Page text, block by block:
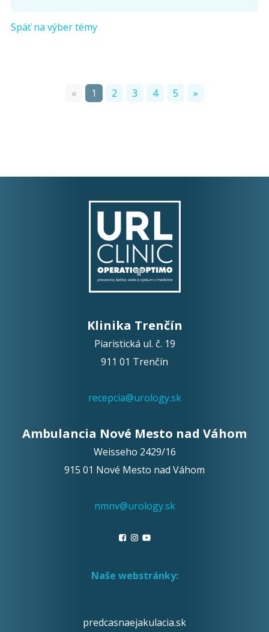
Späť na výber témy
« 1 2 3 4 5 »
Klinika Trenčín
Piaristická ul. č. 19
911 01 Trenčín
recepcia@urology.sk
Ambulancia Nové Mesto nad Váhom
Weisseho 2429/16
915 01 Nové Mesto nad Váhom
nmnv@urology.sk
Naše webstránky:
predcasnaejakulacia.sk